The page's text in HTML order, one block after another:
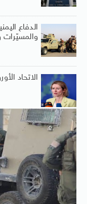
الدفاع
والمسيّرات
الاتحاد